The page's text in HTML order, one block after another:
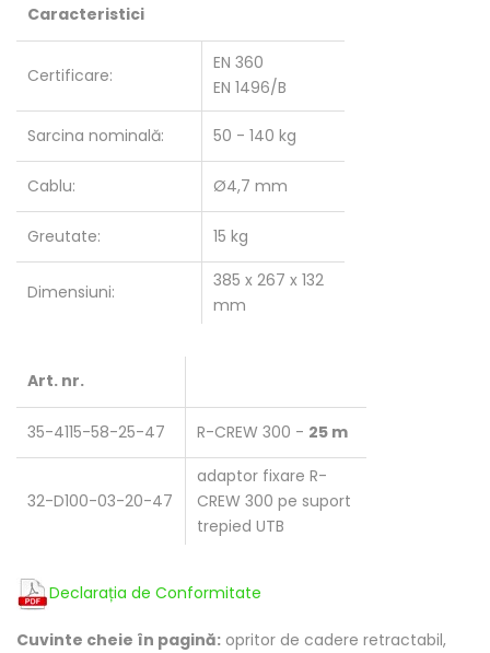
Caracteristici
Certificare:
EN 360
EN 1496/B
Sarcina nominală: 50 - 140 kg
Cablu: Ø4,7 mm
Greutate: 15 kg
Dimensiuni:
385 x 267 x 132
mm
Art. nr.
35-4115-58-25-47 R-CREW 300 - 25 m
32-D100-03-20-47
adaptor fixare R-
CREW 300 pe suport
trepied UTB
Declarația de Conformitate
Cuvinte cheie în pagină: opritor de cadere retractabil,